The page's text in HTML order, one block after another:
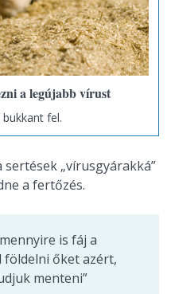
a legújabb vírust
fel.
„vírusgyárakká”
a fertőzés.
is fáj a
földelni őket azért,
menteni”